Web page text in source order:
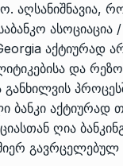
აღსანიშნავია,
ასოციაცია
აქტიურად
და
განხილვის
ბანკი აქტიურად
ღია
გავრცელებულ